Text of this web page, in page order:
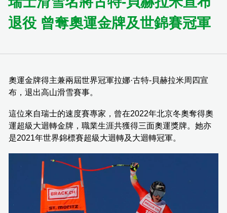
退役 曾奪奧運金牌及世錦賽冠軍
奧運金牌得主兼兩屆世界冠軍拉娜·古特-貝赫拉米周四宣
布，退出高山滑雪賽事。
這位來自瑞士的速度賽專家，曾在2022年北京冬奧奪得奧
運超級大迴轉金牌，職業生涯共獲得三面奧運獎牌。她亦
是2021年世界錦標賽超級大迴轉及大迴轉冠軍。